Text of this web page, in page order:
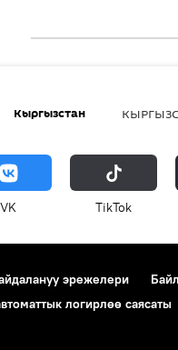
Кыргызстан
VK ТikТоk
эрежелери
логирлөө саясаты